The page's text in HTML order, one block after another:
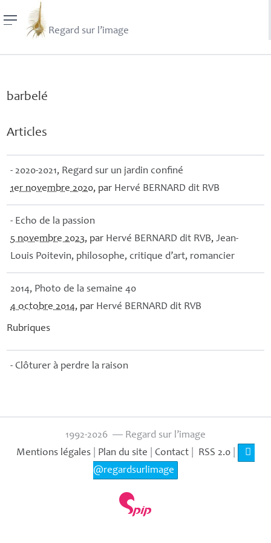
Regard sur l’image
barbelé
Articles
- 2020-2021, Regard sur un jardin confiné
1er novembre 2020, par Hervé BERNARD dit RVB
- Echo de la passion
5 novembre 2023, par Hervé BERNARD dit RVB,Jean-
Louis Poitevin, philosophe, critique d’art, romancier
2014, Photo de la semaine 40
4 octobre 2014, par Hervé BERNARD dit RVB
Rubriques
- Clôturer à perdre la raison
1992-2026 — Regard sur l’image
Mentions légales| Plan du site Contact RSS 2.0|
@regardsurlimage